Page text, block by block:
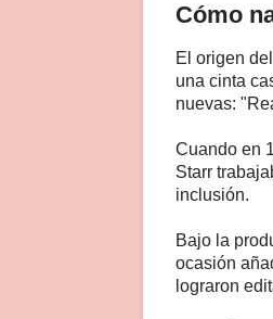
Cómo
El origen
una cinta
nuevas:
Cuando en
Starr
inclusión.
Bajo la
ocasión
lograron